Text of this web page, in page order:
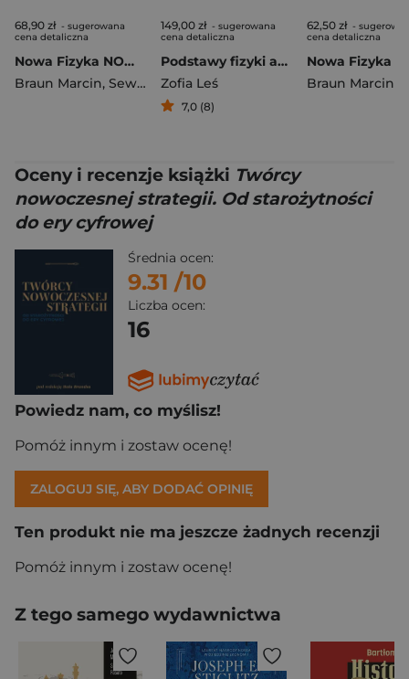
68,90 zł - sugerowana
cena detaliczna
Nowa Fizyka NOWE ZROZUMIEĆ FIZYKĘ podręcznik część 3 zakres rozszerzony EDYCJA 2026
Braun Marcin, Seweryn-Byczuk Agnieszka
149,00 zł - sugerowana
cena detaliczna
Podstawy fizyki atomu
Zofia Leś
7,0 (8)
62,50 zł -
cena detaliczna
Braun Marcin
Oceny i recenzje książki Twórcy
nowoczesnej strategii. Od starożytności
do ery cyfrowej
Średnia ocen:
9.31 /10
Liczba ocen:
16
Powiedz nam, co myślisz!
Pomóż innym i zostaw ocenę!
ZALOGUJ SIĘ, ABY DODAĆ OPINIĘ
Ten produkt nie ma jeszcze żadnych recenzji
Pomóż innym i zostaw ocenę!
Z tego samego wydawnictwa